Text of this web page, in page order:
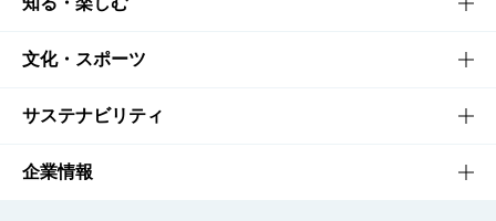
商品一覧
商品発売情報
栄養成分一覧
知る・楽しむTOP
キャンペーン
工場見学
文化・スポーツ
文化・スポーツTOP
サントリーホール
サステナビリティ
サステナビリティTOP
企業情報